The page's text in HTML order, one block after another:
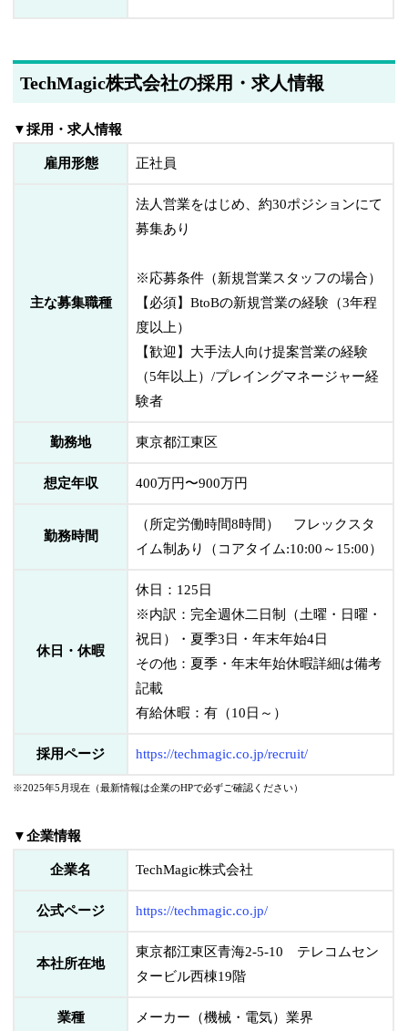
TechMagic株式会社の採用・求人情報
▼採用・求人情報
雇用形態 正社員
主な募集職種
法人営業をはじめ、約30ポジションにて
募集あり
※応募条件（新規営業スタッフの場合）
【必須】BtoBの新規営業の経験（3年程
度以上）
【歓迎】大手法人向け提案営業の経験
（5年以上）/プレイングマネージャー経
験者
勤務地 東京都江東区
想定年収 400万円〜900万円
勤務時間
（所定労働時間8時間） フレックスタ
イム制あり（コアタイム:10:00～15:00）
休日・休暇
休日：125日
※内訳：完全週休二日制（土曜・日曜・
祝日）・夏季3日・年末年始4日
その他：夏季・年末年始休暇詳細は備考
記載
有給休暇：有（10日～）
採用ページ https://techmagic.co.jp/recruit/
※2025年5月現在（最新情報は企業のHPで必ずご確認ください）
▼企業情報
企業名 TechMagic株式会社
公式ページ https://techmagic.co.jp/
本社所在地
東京都江東区青海2-5-10 テレコムセン
タービル西棟19階
業種 メーカー（機械・電気）業界